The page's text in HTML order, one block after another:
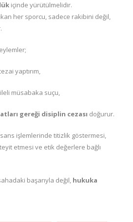
içinde yürütülmelidir.
her sporcu, sadece rakibini değil,
yaptırım,
müsabaka suçu,
gereği disiplin cezası doğurur.
işlemlerinde titizlik göstermesi,
etmesi ve etik değerlere bağlı
başarıyla değil, hukuka